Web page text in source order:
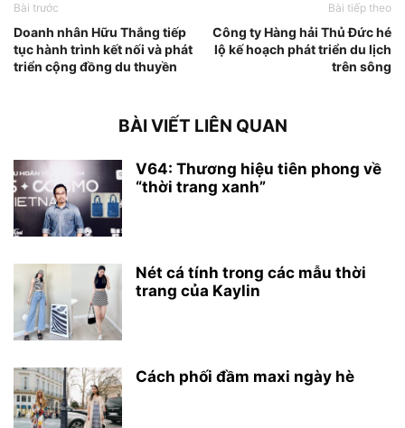
Bài trước
Doanh nhân Hữu Thắng tiếp
tục hành trình kết nối và phát
triển cộng đồng du thuyền
Bài tiếp theo
Công ty Hàng hải Thủ Đức hé
lộ kế hoạch phát triển du lịch
trên sông
BÀI VIẾT LIÊN QUAN
V64: Thương hiệu tiên phong về
“thời trang xanh”
Nét cá tính trong các mẫu thời
trang của Kaylin
Cách phối đầm maxi ngày hè